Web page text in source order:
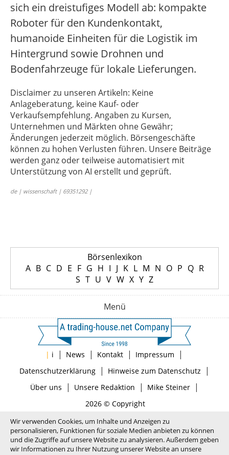
sich ein dreistufiges Modell ab: kompakte
Roboter für den Kundenkontakt,
humanoide Einheiten für die Logistik im
Hintergrund sowie Drohnen und
Bodenfahrzeuge für lokale Lieferungen.
Disclaimer zu unseren Artikeln: Keine
Anlageberatung, keine Kauf- oder
Verkaufsempfehlung. Angaben zu Kursen,
Unternehmen und Märkten ohne Gewähr;
Änderungen jederzeit möglich. Börsengeschäfte
können zu hohen Verlusten führen. Unsere Beiträge
werden ganz oder teilweise automatisiert mit
Unterstützung von AI erstellt und geprüft.
de | wissenschaft | 69351292 |
Börsenlexikon
A B C D E F G H I J K L M N O P Q R
S T U V W X Y Z
Menü
| i | News | Kontakt | Impressum |
Datenschutzerklärung| Hinweise zum Datenschutz |
Über uns | Unsere Redaktion | Mike Steiner|
2026 © Copyright
Wir verwenden Cookies, um Inhalte und Anzeigen zu
personalisieren, Funktionen für soziale Medien anbieten zu können
und die Zugriffe auf unsere Website zu analysieren. Außerdem geben
wir Informationen zu Ihrer Nutzung unserer Website an unsere